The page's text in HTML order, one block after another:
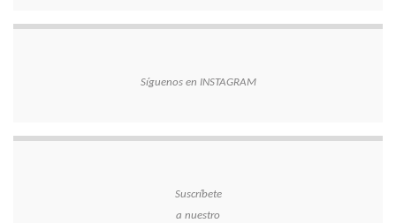
Síguenos en INSTAGRAM
Suscríbete
a nuestro